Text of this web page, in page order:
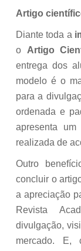
Artigo
Diante toda a
o Artigo
entrega dos
modelo é o
para a
ordenada e
apresenta
realizada de
Outro
concluir o
a apreciação
Revista
divulgação,
mercado. E,